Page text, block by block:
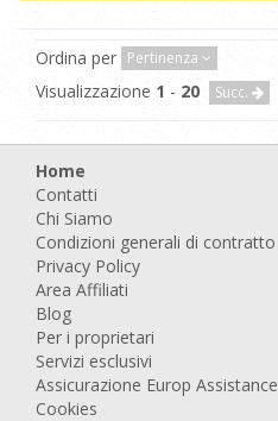
Ordina per Pertinenza
Visualizzazione 1 - 20 Succ.
Home
Contatti
Chi Siamo
Condizioni generali di contratto
Privacy Policy
Area Affiliati
Blog
Per i proprietari
Servizi esclusivi
Assicurazione Europ Assistance
Cookies